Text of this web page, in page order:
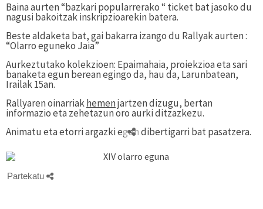
Bainaaurten “bazkari popularrerako “ ticket bat jasoko du
nagusi bakoitzak inskripzioarekin batera.
Beste aldaketa bat, gai bakarra izango du Rallyak aurten :
“Olarro eguneko Jaia”
Aurkeztutako kolekzioen: Epaimahaia, proiekzioa eta sari
banaketa egun berean egingo da, hau da, Larunbatean,
Irailak 15an.
Rallyaren oinarriakhemenjartzen dizugu, bertan
informazio eta zehetazun oro aurkiditzazkezu.
Animatu eta etorri argazki egun dibertigarri bat pasatzera.
Partekatu